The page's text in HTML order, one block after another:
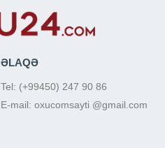
ƏLAQƏ
Tel: (+99450) 247 90 86
E-mail: oxucomsayti @gmail.com